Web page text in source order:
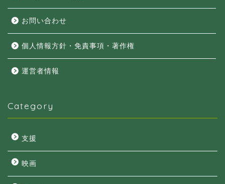
お問い合わせ
個人情報方針・免責事項・著作権
運営者情報
Category
支援
映画